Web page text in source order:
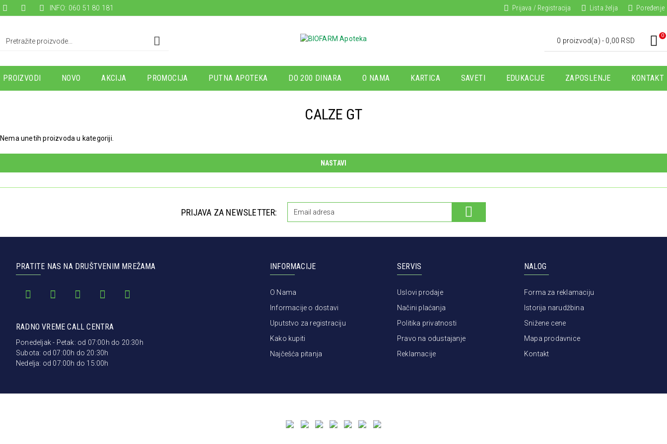
INFO: 060 51 80 181 Prijava / Registracija Lista želja Poređenje
0 proizvod(a) - 0,00 RSD
0
PROIZVODI NOVO AKCIJA PROMOCIJA PUTNA APOTEKA DO 200 DINARA O NAMA KARTICA SAVETI EDUKACIJE ZAPOSLENJE KONTAKT
CALZE GT
Nema unetih proizvoda u kategoriji.
NASTAVI
PRIJAVA ZA NEWSLETTER:
PRATITE NAS NA DRUŠTVENIM MREŽAMA
RADNO VREME CALL CENTRA
Ponedeljak - Petak: od 07:00h do 20:30h
Subota: od 07:00h do 20:30h
Nedelja: od 07:00h do 15:00h
INFORMACIJE
O Nama
Informacije o dostavi
Uputstvo za registraciju
Kako kupiti
Najčešća pitanja
SERVIS
Uslovi prodaje
Načini plaćanja
Politika privatnosti
Pravo na odustajanje
Reklamacije
NALOG
Forma za reklamaciju
Istorija narudžbina
Snižene cene
Mapa prodavnice
Kontakt